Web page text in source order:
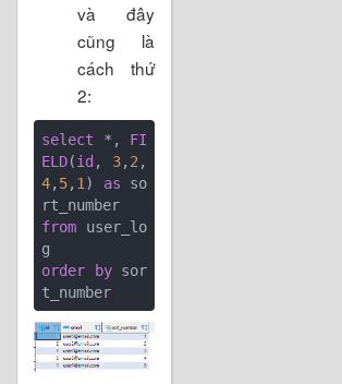
và đây
cũng là
cách thứ
2:
select *, FI
ELD(id , 3, 2 ,
4, 5, 1 ) as so
from user_lo
order
by sor
t_number